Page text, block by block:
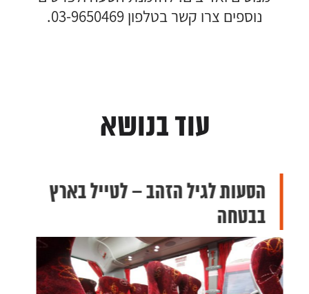
נוספים צרו קשר בטלפון 03-9650469.
עוד בנושא
הסעות לגיל הזהב – לטייל בארץ
בבטחה